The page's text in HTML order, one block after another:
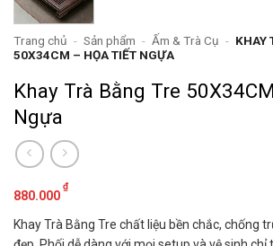
Trang chủ - Sản phẩm - Ấm & Trà Cụ - KHAY
50X34CM – HỌA TIẾT NGỰA
Khay Trà Bằng Tre
Ngựa
880.000
₫
Khay Trà Bằng Tre chất liệu bền chắc, chống